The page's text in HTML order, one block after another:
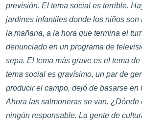
previsión. El tema social es terrible.
jardines infantiles donde los niños son
la mañana, a la hora que termina el
denunciado en un programa de
sepa. El tema más grave es el tema
tema social es gravísimo, un par de
producir el campo, dejó de basarse en
Ahora las salmoneras se van. ¿Dónde
ningún responsable. La gente de